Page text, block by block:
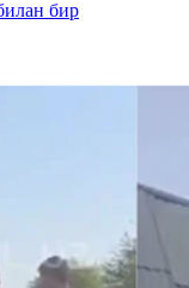
бир